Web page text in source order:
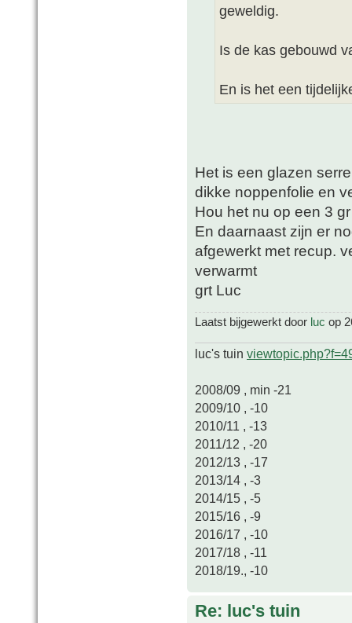
geweldig.
Is de kas gebouwd
En is het een
Het is een glazen
dikke noppenfolie en
Hou het nu op een 3 gr
En daarnaast zijn er
afgewerkt met recup.
verwarmt
grt Luc
Laatst bijgewerkt door luc op
luc's tuin
2008/09 , min -21
2009/10 , -10
2010/11 , -13
2011/12 , -20
2012/13 , -17
2013/14 , -3
2014/15 , -5
2015/16 , -9
2016/17 , -10
2017/18 , -11
2018/19., -10
Re: luc's tuin